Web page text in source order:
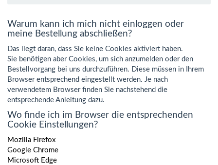
Warum kann ich mich nicht einloggen oder
meine Bestellung abschließen?
Das liegt daran, dass Sie keine Cookies aktiviert haben.
Sie benötigen aber Cookies, um sich anzumelden oder den
Bestellvorgang bei uns durchzuführen. Diese müssen in Ihrem
Browser entsprechend eingestellt werden. Je nach
verwendetem Browser finden Sie nachstehend die
entsprechende Anleitung dazu.
Wo finde ich im Browser die entsprechenden
Cookie Einstellungen?
Mozilla Firefox
Google Chrome
Microsoft Edge